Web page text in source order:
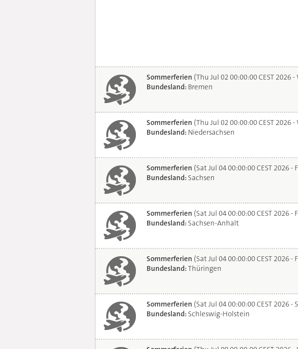
Sommerferien (Thu Jul 02 00:00:00 CEST 2026
Bundesland: Bremen
Sommerferien (Thu Jul 02 00:00:00 CEST 2026
Bundesland: Niedersachsen
Sommerferien (Sat Jul 04 00:00:00 CEST 2026 -
Bundesland: Sachsen
Sommerferien (Sat Jul 04 00:00:00 CEST 2026 -
Bundesland: Sachsen-Anhalt
Sommerferien (Sat Jul 04 00:00:00 CEST 2026 -
Bundesland:Thüringen
Sommerferien (Sat Jul 04 00:00:00 CEST 2026 -
Bundesland: Schleswig-Holstein